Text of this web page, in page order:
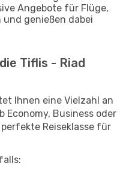
Angebote für Flüge,
genießen dabei
Tiflis - Riad
Ihnen eine Vielzahl an
Economy, Business oder
Reiseklasse für